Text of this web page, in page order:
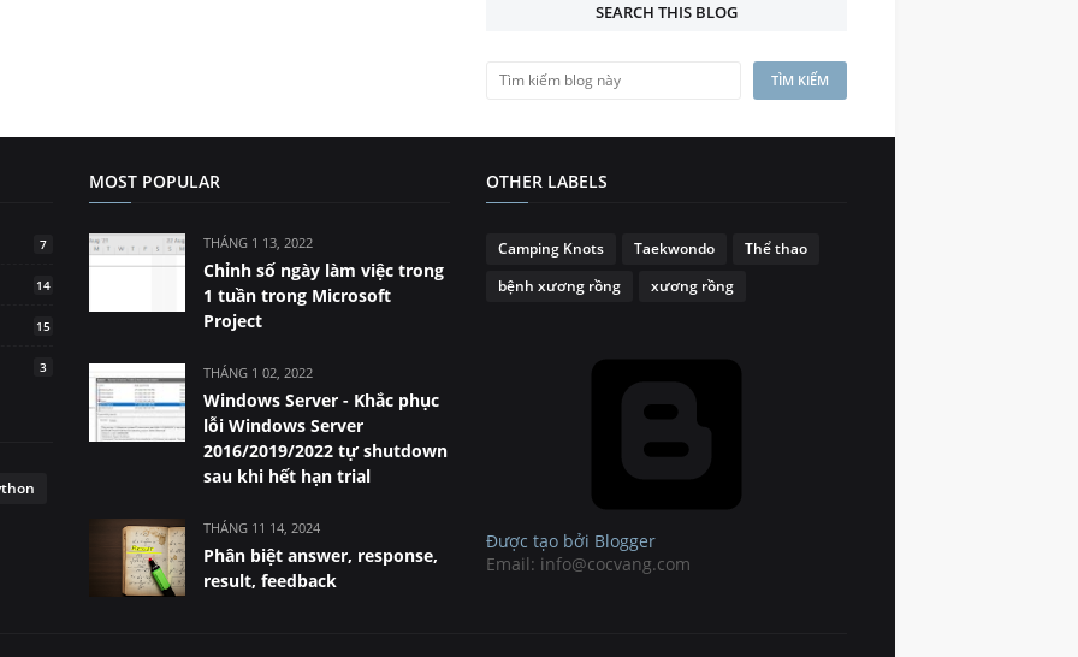
SEARCH THIS BLOG
7
14
15
3
MOST POPULAR
THÁNG 1 13, 2022
Chỉnh số ngày làm việc trong
1 tuần trong Microsoft
Project
THÁNG 1 02, 2022
Windows Server - Khắc phục
lỗi Windows Server
2016/2019/2022 tự shutdown
sau khi hết hạn trial
THÁNG 11 14, 2024
Phân biệt answer, response,
result, feedback
OTHER LABELS
Camping Knots Taekwondo
Thể thao
bệnh xương rồng
xương rồng
Được tạo bởi Blogger
Email: info@cocvang.com